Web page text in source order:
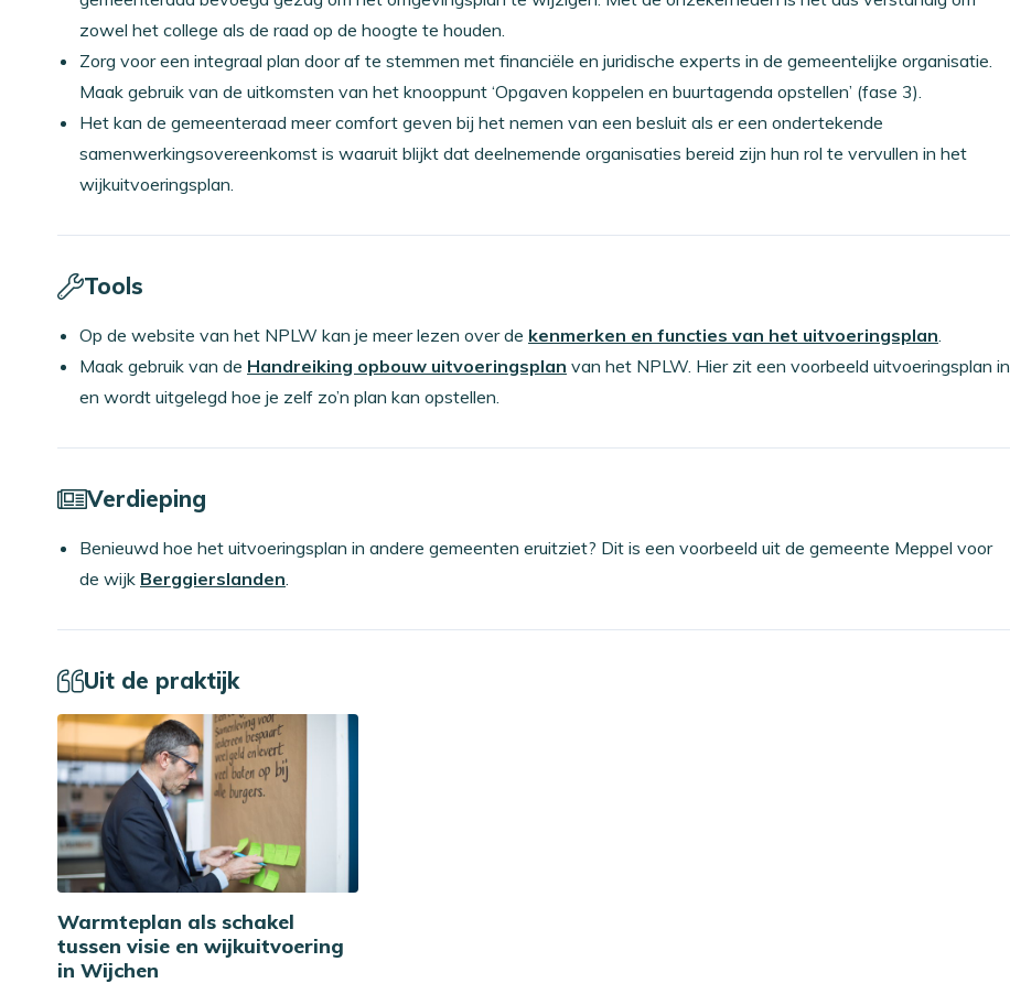
zowel het college als de raad op de hoogte te houden.
Zorg voor een integraal plan door af te stemmen met financiële en juridische experts in de gemeentelijke organisatie.
Maak gebruik van de uitkomsten van het knooppunt ‘Opgaven koppelen en buurtagenda opstellen’ (fase 3).
Het kan de gemeenteraad meer comfort geven bij het nemen van een besluit als er een ondertekende
samenwerkingsovereenkomst is waaruit blijkt dat deelnemende organisaties bereid zijn hun rol te vervullen in het
wijkuitvoeringsplan.
Tools
Op de website van het NPLW kan je meer lezen over de kenmerken en functies van het uitvoeringsplan.
Maak gebruik van de Handreiking opbouw uitvoeringsplan van het NPLW. Hier zit een voorbeeld uitvoeringsplan in
en wordt uitgelegd hoe je zelf zo’n plan kan opstellen.
Verdieping
Benieuwd hoe het uitvoeringsplan in andere gemeenten eruitziet? Dit is een voorbeeld uit de gemeente Meppel voor
de wijk Berggierslanden.
Uit de praktijk
Warmteplan als schakel
tussen visie en wijkuitvoering
in Wijchen